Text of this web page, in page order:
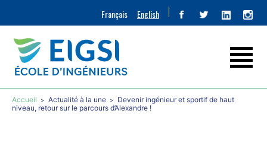
Français English
Accueil Actualité à la une
Devenir ingénieur et sportif de haut
niveau, retour sur le parcours d’Alexandre !